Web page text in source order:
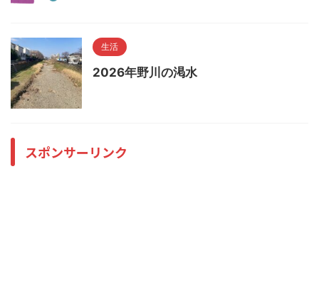
生活
2026年野川の渇水
スポンサーリンク